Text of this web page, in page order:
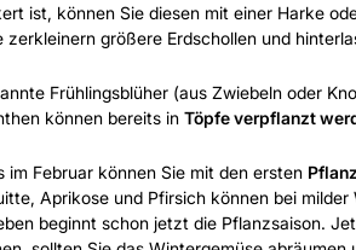
ist, können Sie diesen mit einer Harke
zerkleinern größere Erdschollen und
Frühlingsblüher (aus Zwiebeln oder
können bereits in Töpfe verpflanzt
im Februar können Sie mit den ersten
Aprikose und Pfirsich können bei
beginnt schon jetzt die Pflanzsaison.